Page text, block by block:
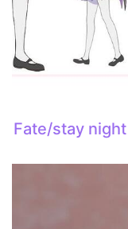
Fate/stay night